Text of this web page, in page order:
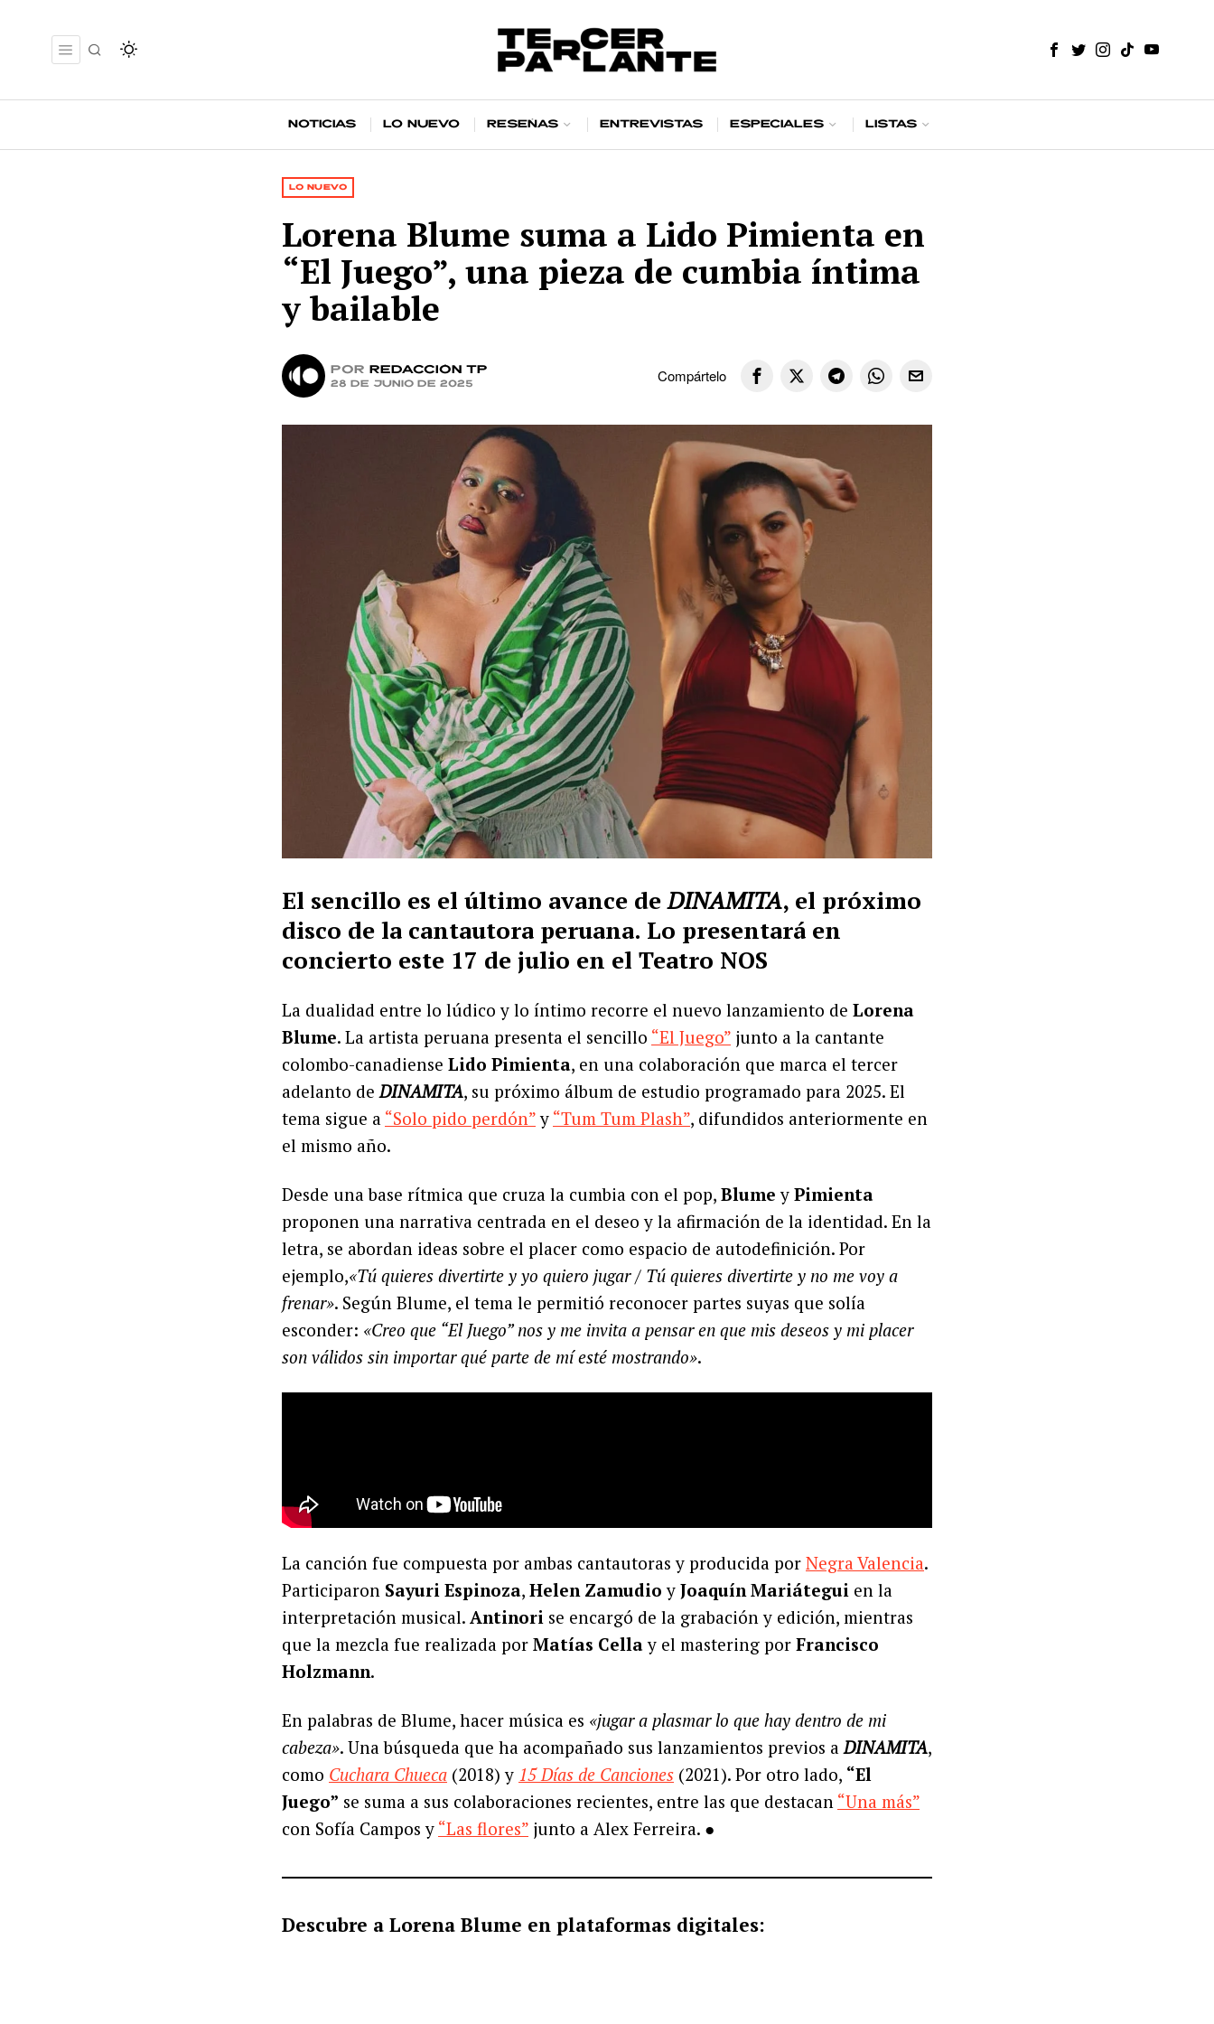
Noticias Lo nuevo Reseñas Entrevistas Especiales Listas
LO NUEVO
Lorena Blume suma a Lido Pimienta en
“El Juego”, una pieza de cumbia íntima
y bailable
por Redacción TP
28 de junio de 2025 Compártelo
El sencillo es el último avance deDINAMITA, el próximo
disco de la cantautora peruana. Lo presentará en
concierto este 17 de julio en el Teatro NOS
La dualidad entre lo lúdico y lo íntimo recorre el nuevo lanzamiento de Lorena
Blume. La artista peruana presenta el sencillo “El Juego” junto a la cantante
colombo-canadiense Lido Pimienta, en una colaboración que marca el tercer
adelanto deDINAMITA, su próximo álbum de estudio programado para 2025. El
tema sigue a “Solo pido perdón”y “Tum Tum Plash”, difundidos anteriormente en
el mismo año.
Desde una base rítmica que cruza la cumbia con el pop, Blume y Pimienta
proponen una narrativa centrada en el deseo y la afirmación de la identidad. En la
letra, se abordan ideas sobre el placer como espacio de autodefinición. Por
ejemplo,«Tú quieres divertirte y yo quiero jugar / Tú quieres divertirte y no me voy a
frenar». Según Blume, el tema le permitió reconocer partes suyas que solía
esconder: «Creo que “El Juego” nos y me invita a pensar en que mis deseos y mi placer
son válidos sin importar qué parte de mí esté mostrando».
La canción fue compuesta por ambas cantautoras y producida por Negra Valencia.
Participaron Sayuri Espinoza, Helen Zamudio y Joaquín Mariátegui en la
interpretación musical. Antinori se encargó de la grabación y edición, mientras
que la mezcla fue realizada por Matías Cellay el mastering por Francisco
Holzmann.
En palabras de Blume, hacer música es «jugar a plasmar lo que hay dentro de mi
cabeza». Una búsqueda que ha acompañado sus lanzamientos previos aDINAMITA,
como Cuchara Chueca (2018) y 15 Días de Canciones (2021). Por otro lado, “El
Juego” se suma a sus colaboraciones recientes, entre las que destacan “Una más”
con Sofía Campos y “Las flores” junto a Alex Ferreira. ●
Descubre a Lorena Blume en plataformas digitales: